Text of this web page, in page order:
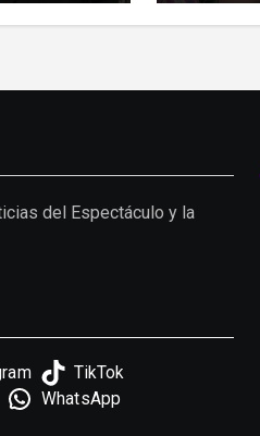
del Espectáculo y la
TikTok
WhatsApp